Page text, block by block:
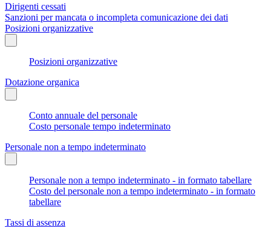
Dirigenti cessati
Sanzioni per mancata o incompleta comunicazione dei dati
Posizioni organizzative
Posizioni organizzative
Dotazione organica
Conto annuale del personale
Costo personale tempo indeterminato
Personale non a tempo indeterminato
Personale non a tempo indeterminato - in formato tabellare
Costo del personale non a tempo indeterminato - in formato
tabellare
Tassi di assenza